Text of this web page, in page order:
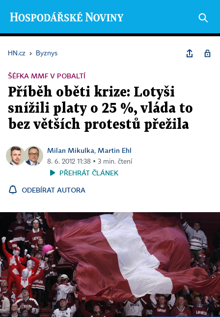
HN.cz › Byznys
ŠÉFKA MMF V POBALTÍ
Příběh oběti krize: Lotyši
snížili platy o 25 %, vláda to
bez větších protestů přežila
Milan Mikulka, Martin Ehl
8. 6. 2012 11:38 ▪ 3 min. čtení
PŘEHRÁT ČLÁNEK
ODEBÍRAT AUTORA